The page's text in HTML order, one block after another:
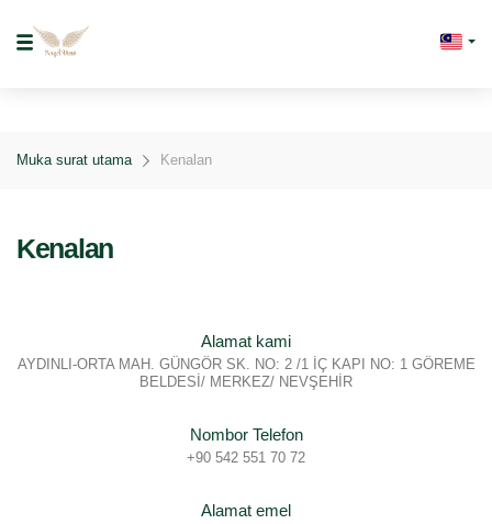
Muka surat utama Kenalan
Kenalan
Alamat kami
AYDINLI-ORTA MAH. GÜNGÖR SK. NO: 2 /1 İÇ KAPI NO: 1 GÖREME
BELDESİ/ MERKEZ/ NEVŞEHİR
Nombor Telefon
+90 542 551 70 72
Alamat emel